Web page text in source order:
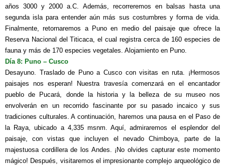
años 3000 y 2000 a.C. Además, recorreremos en balsas hasta una
segunda isla para entender aún más sus costumbres y forma de vida.
Finalmente, retornaremos a Puno en medio del paisaje que ofrece la
Reserva Nacional del Titicaca, el cual registra cerca de 160 especies de
fauna y más de 170 especies vegetales. Alojamiento en Puno.
Día 8: Puno – Cusco
Desayuno. Traslado de Puno a Cusco con visitas en ruta. ¡Hermosos
paisajes nos esperan! Nuestra travesía comenzará en el encantador
pueblo de Pucará, donde la historia y la belleza de su museo nos
envolverán en un recorrido fascinante por su pasado incaico y sus
tradiciones culturales. A continuación, haremos una pausa en el Paso de
la Raya, ubicado a 4,335 msnm. Aquí, admiraremos el esplendor del
paisaje, con vistas que incluyen el nevado Chimboya, parte de la
majestuosa cordillera de los Andes. ¡No olvides capturar este momento
mágico! Después, visitaremos el impresionante complejo arqueológico de